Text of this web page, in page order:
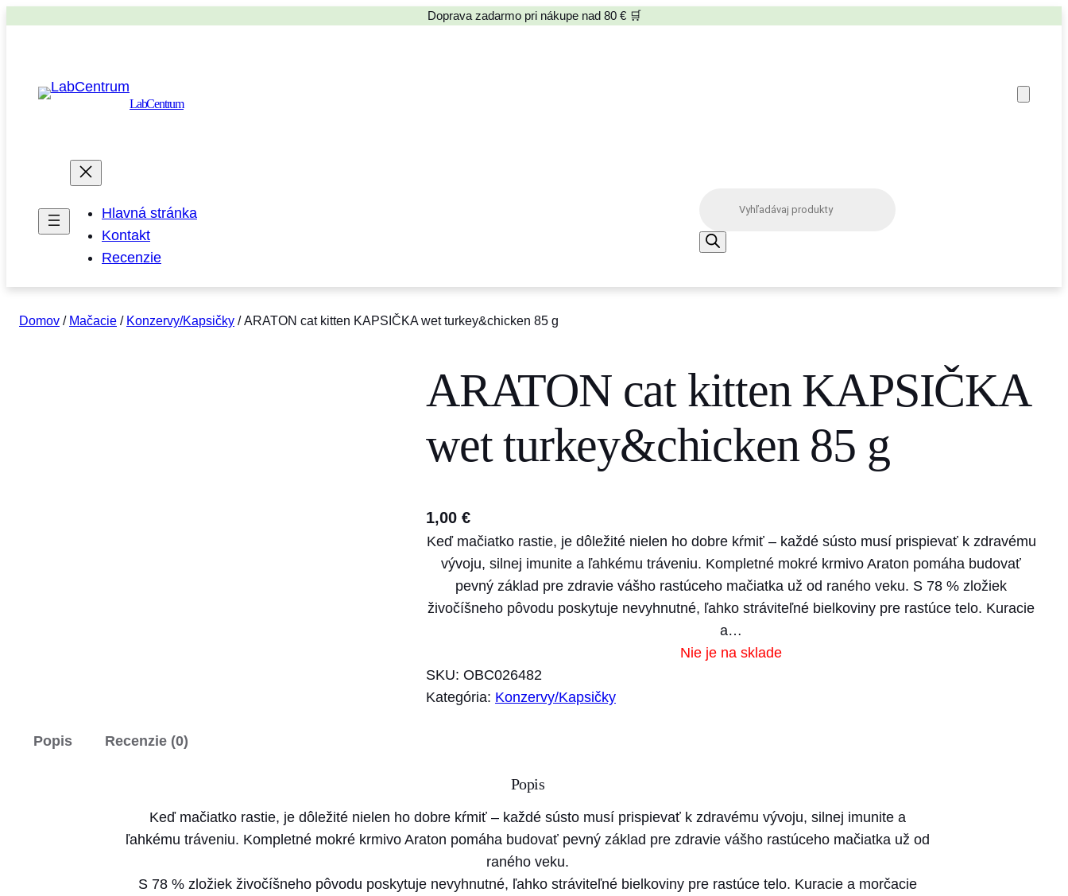
Doprava zadarmo pri nákupe nad 80 € 🛒
LabCentrum
Hlavná stránka
Kontakt
Recenzie
o
u
e
r
Domov / Mačacie / Konzervy/Kapsičky / ARATON cat kitten KAPSIČKA wet turkey&chicken 85 g
ARATON cat kitten KAPSIČKA
wet turkey&chicken 85 g
1,00 €
Keď mačiatko rastie, je dôležité nielen ho dobre kŕmiť – každé sústo musí prispievať k zdravému
vývoju, silnej imunite a ľahkému tráveniu. Kompletné mokré krmivo Araton pomáha budovať
pevný základ pre zdravie vášho rastúceho mačiatka už od raného veku. S 78 % zložiek
živočíšneho pôvodu poskytuje nevyhnutné, ľahko stráviteľné bielkoviny pre rastúce telo. Kuracie
a…
Nie je na sklade
SKU: OBC026482
Kategória: Konzervy/Kapsičky
Popis Recenzie (0)
Popis
Keď mačiatko rastie, je dôležité nielen ho dobre kŕmiť – každé sústo musí prispievať k zdravému vývoju, silnej imunite a
ľahkému tráveniu. Kompletné mokré krmivo Araton pomáha budovať pevný základ pre zdravie vášho rastúceho mačiatka už od
raného veku.
S 78 % zložiek živočíšneho pôvodu poskytuje nevyhnutné, ľahko stráviteľné bielkoviny pre rastúce telo. Kuracie a morčacie